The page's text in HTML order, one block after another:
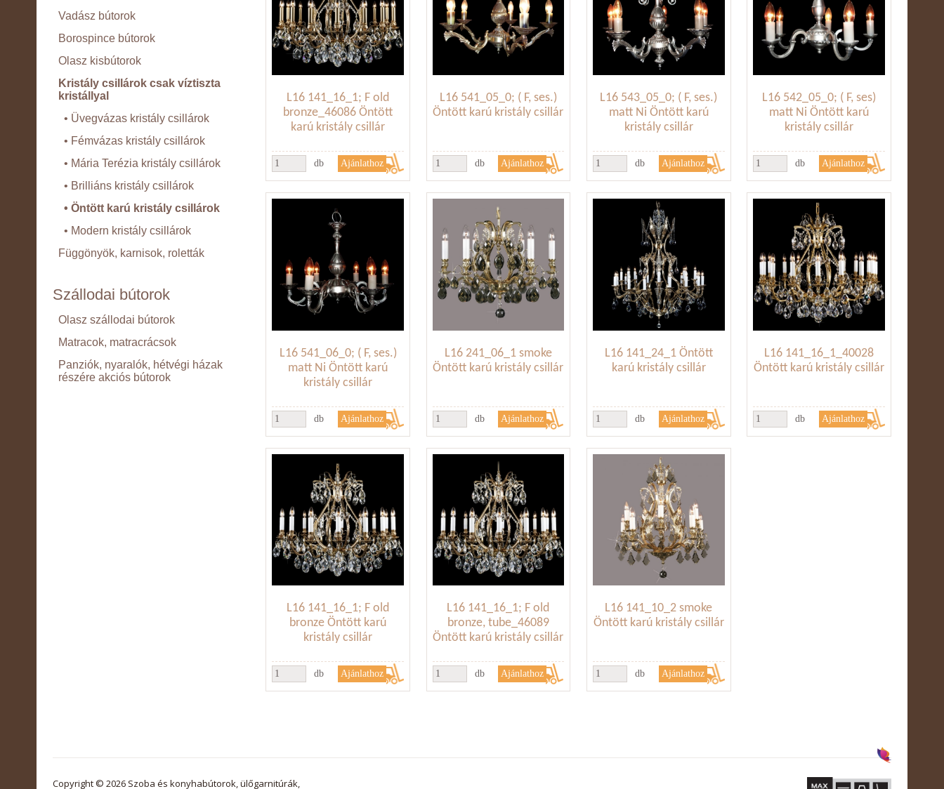
Vadász bútorok
Borospince bútorok
Olasz kisbútorok
Kristály csillárok csak víztiszta
kristállyal
• Üvegvázas kristály csillárok
• Fémvázas kristály csillárok
• Mária Terézia kristály csillárok
• Brilliáns kristály csillárok
• Öntött karú kristály csillárok
• Modern kristály csillárok
Függönyök, karnisok, roletták
Szállodai bútorok
Olasz szállodai bútorok
Matracok, matracrácsok
Panziók, nyaralók, hétvégi házak
részére akciós bútorok
L16 141_16_1; F old
bronze_46086 Öntött
karú kristály csillár
db
L16 541_05_0; ( F, ses.)
Öntött karú kristály csillár
db
L16 543_05_0; ( F, ses.)
matt Ni Öntött karú
kristály csillár
db
L16 542_05_0; ( F, ses)
matt Ni Öntött karú
kristály csillár
db
L16 541_06_0; ( F, ses.)
matt Ni Öntött karú
kristály csillár
db
L16 241_06_1 smoke
Öntött karú kristály csillár
db
L16 141_24_1 Öntött
karú kristály csillár
db
L16 141_16_1_40028
Öntött karú kristály csillár
db
L16 141_16_1; F old
bronze Öntött karú
kristály csillár
db
L16 141_16_1; F old
bronze, tube_46089
Öntött karú kristály csillár
db
L16 141_10_2 smoke
Öntött karú kristály csillár
db
Copyright © 2026 Szoba és konyhabútorok, ülőgarnitúrák,